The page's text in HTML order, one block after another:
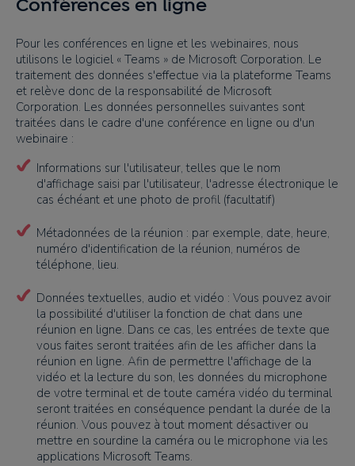
Conférences en ligne
Pour les conférences en ligne et les webinaires, nous
utilisons le logiciel « Teams » de Microsoft Corporation. Le
traitement des données s'effectue via la plateforme Teams
et relève donc de la responsabilité de Microsoft
Corporation. Les données personnelles suivantes sont
traitées dans le cadre d'une conférence en ligne ou d'un
webinaire :
Informations sur l'utilisateur, telles que le nom
d'affichage saisi par l'utilisateur, l'adresse électronique le
cas échéant et une photo de profil (facultatif)
Métadonnées de la réunion : par exemple, date, heure,
numéro d'identification de la réunion, numéros de
téléphone, lieu.
Données textuelles, audio et vidéo : Vous pouvez avoir
la possibilité d'utiliser la fonction de chat dans une
réunion en ligne. Dans ce cas, les entrées de texte que
vous faites seront traitées afin de les afficher dans la
réunion en ligne. Afin de permettre l'affichage de la
vidéo et la lecture du son, les données du microphone
de votre terminal et de toute caméra vidéo du terminal
seront traitées en conséquence pendant la durée de la
réunion. Vous pouvez à tout moment désactiver ou
mettre en sourdine la caméra ou le microphone via les
applications Microsoft Teams.